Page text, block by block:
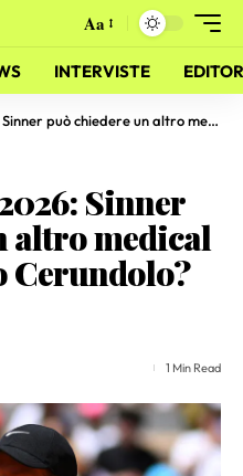
Aa
INTERVISTE
un altro medical time-out contro Cerundolo?
Sinner
altro medical
1 Min Read